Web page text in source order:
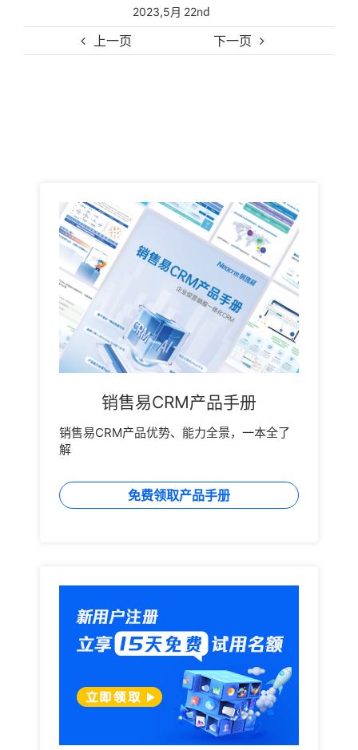
上一页 下一页
2023,5月 22nd
销售易CRM产品手册
销售易CRM产品优势、能力全景，一本全了
解
免费领取产品手册